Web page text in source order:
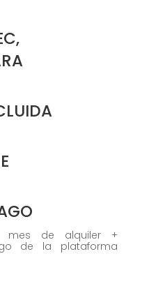
de alquiler +
de la plataforma